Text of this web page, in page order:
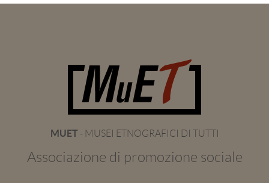
MUET - MUSEI ETNOGRAFICI DI TUTTI
Associazione di promozione sociale